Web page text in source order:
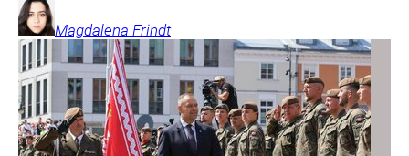
Magdalena Frindt